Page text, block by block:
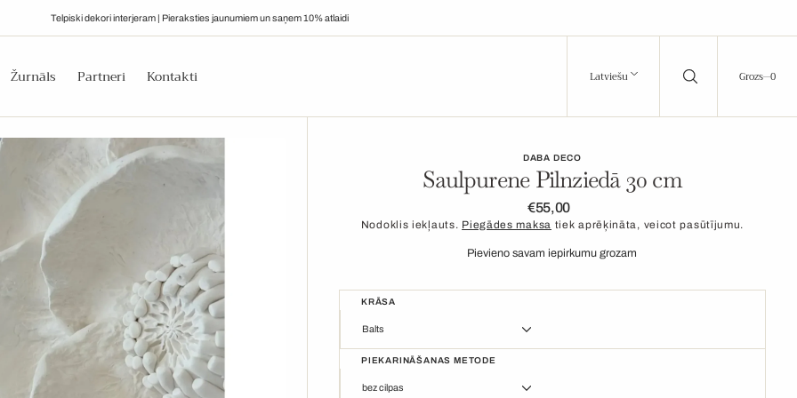
Telpiski dekori interjeram | Pieraksties jaunumiem un saņem 10% atlaidi
Žurnāls Partneri Kontakti Latviešu Grozs 00
DABA DECO
Saulpurene Pilnziedā 30 cm
Parastā
cena
€55,00
Nodoklis iekļauts. Piegādes maksa tiek aprēķināta, veicot pasūtījumu.
Pievieno savam iepirkumu grozam
KRĀSA
Balts
BaltsBronzaPelēks
PIEKARINĀŠANAS METODE
bez cilpas